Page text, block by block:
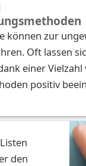
können zur
Oft lassen
einer Vielzahl
positiv
den